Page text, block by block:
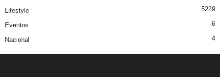
Lifestyle 5229
Eventos 6
Nacional 4